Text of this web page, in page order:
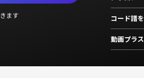
ます コード譜
動画プラ